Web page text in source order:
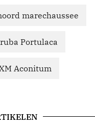
marechaussee
Portulaca
Aconitum